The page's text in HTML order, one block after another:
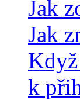
Jak
Jak
k